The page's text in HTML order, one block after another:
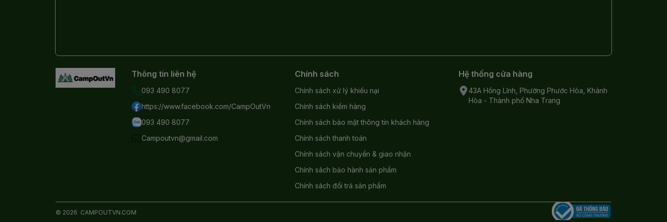
Thông tin liên hệ
093 490 8077
https://www.facebook.com/CampOutVn
093 490 8077
Campoutvn@gmail.com
Chính sách
Chính sách xử lý khiếu nại
Chính sách kiểm hàng
Chính sách bảo mật thông tin khách hàng
Chính sách thanh toán
Chính sách vận chuyển & giao nhận
Chính sách bảo hành sản phẩm
Chính sách đổi trả sản phẩm
Hệ thống cửa hàng
43A Hồng Lĩnh, Phường Phước Hòa, Khánh
Hòa - Thành phố Nha Trang
© 2026 CAMPOUTVN.COM